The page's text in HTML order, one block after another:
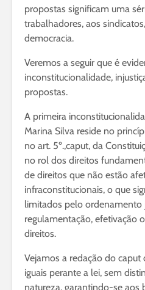
propostas significam uma
trabalhadores, aos
democracia.
Veremos a seguir que é
inconstitucionalidade,
propostas.
A primeira
Marina Silva reside no
no art. 5º.,caput, da
no rol dos direitos
de direitos que não estão
infraconstitucionais, o que
limitados pelo ordenamento
regulamentação, efetivação
direitos.
Vejamos a redação do caput
iguais perante a lei, sem
natureza, garantindo-se aos